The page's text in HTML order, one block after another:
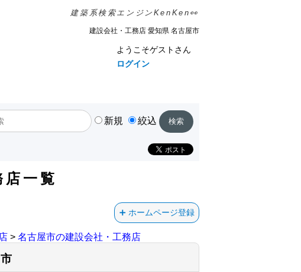
建築系検索エンジンKenKen👀
建設会社・工務店 愛知県 名古屋市
ようこそゲストさん
ログイン
新規 絞込
一覧
ホームページ登録
> 名古屋市の建設会社・工務店